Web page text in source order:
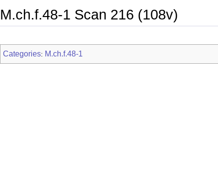
M.ch.f.48-1 Scan 216 (108v)
Categories: M.ch.f.48-1